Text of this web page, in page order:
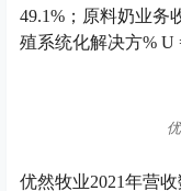
49.1%；原料奶业务
殖系统化解决方% U
优然牧业2021年营